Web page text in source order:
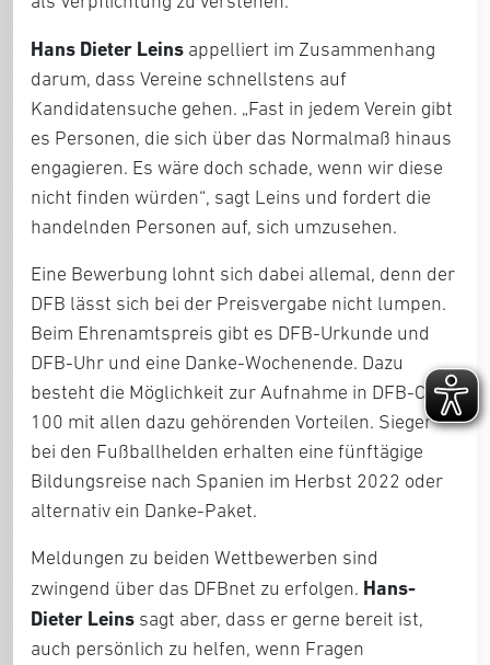
Hans Dieter Leins appelliert im Zusammenhang
darum, dass Vereine schnellstens auf
Kandidatensuche gehen. „Fast in jedem Verein gibt
es Personen, die sich über das Normalmaß hinaus
engagieren. Es wäre doch schade, wenn wir diese
nicht finden würden“, sagt Leins und fordert die
handelnden Personen auf, sich umzusehen.
Eine Bewerbung lohnt sich dabei allemal, denn der
DFB lässt sich bei der Preisvergabe nicht lumpen.
Beim Ehrenamtspreis gibt es DFB-Urkunde und
DFB-Uhr und eine Danke-Wochenende. Dazu
besteht die Möglichkeit zur Aufnahme in DFB-Club
100 mit allen dazu gehörenden Vorteilen. Sieger
bei den Fußballhelden erhalten eine fünftägige
Bildungsreise nach Spanien im Herbst 2022 oder
alternativ ein Danke-Paket.
Meldungen zu beiden Wettbewerben sind
zwingend über das DFBnet zu erfolgen. Hans-
Dieter Leins sagt aber, dass er gerne bereit ist,
auch persönlich zu helfen, wenn Fragen